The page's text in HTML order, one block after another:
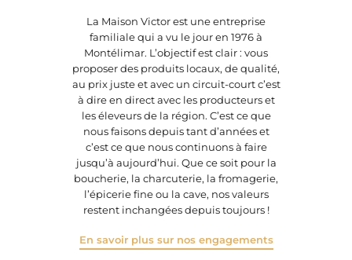
La Maison Victor est une entreprise
familiale qui a vu le jour en 1976 à
Montélimar. L’objectif est clair : vous
proposer des produits locaux, de qualité,
au prix juste et avec un circuit-court c’est
à dire en direct avec les producteurs et
les éleveurs de la région. C’est ce que
nous faisons depuis tant d’années et
c’est ce que nous continuons à faire
jusqu’à aujourd’hui. Que ce soit pour la
boucherie, la charcuterie, la fromagerie,
l’épicerie fine ou la cave, nos valeurs
restent inchangées depuis toujours !
En savoir plus sur nos engagements